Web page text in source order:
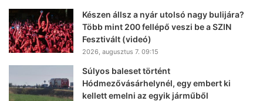
Készen állsz a nyár utolsó nagy bulijára?
Több mint 200 fellépő veszi be a SZIN
Fesztivált (videó)
2026, augusztus 7. 09:15
Súlyos baleset történt
Hódmezővásárhelynél, egy embert ki
kellett emelni az egyik járműből